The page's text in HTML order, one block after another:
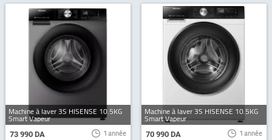
Machine à laver 3S HISENSE 10.5KG
Smart Vapeur
73 990 DA 1 année
Machine à laver 3S HISENSE 10.5KG
Smart Vapeur
70 990 DA 1 année